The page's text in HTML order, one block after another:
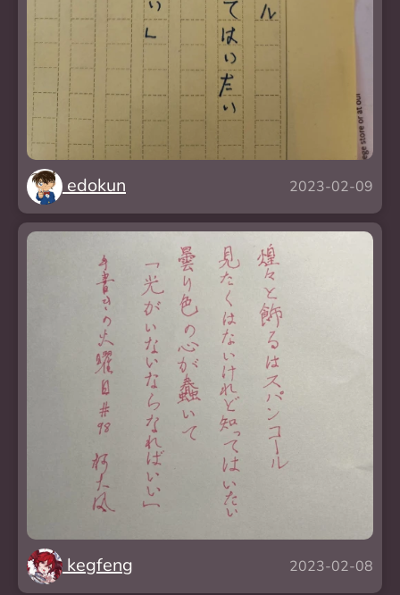
edokun 2023-02-09
kegfeng 2023-02-08